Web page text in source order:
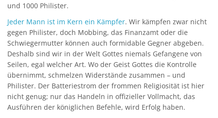
und 1000 Philister.
Jeder Mann ist im Kern ein Kämpfer. Wir kämpfen zwar nicht
gegen Philister, doch Mobbing, das Finanzamt oder die
Schwiegermutter können auch formidable Gegner abgeben.
Deshalb sind wir in der Welt Gottes niemals Gefangene von
Seilen, egal welcher Art. Wo der Geist Gottes die Kontrolle
übernimmt, schmelzen Widerstände zusammen – und
Philister. Der Batteriestrom der frommen Religiosität ist hier
nicht genug; nur das Handeln in offizieller Vollmacht, das
Ausführen der königlichen Befehle, wird Erfolg haben.